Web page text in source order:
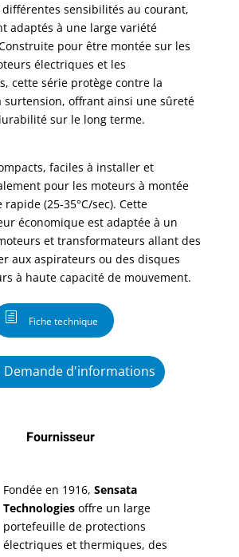
sensibilités au courant,
adaptés à une large variété
pour être montée sur les
électriques et les
cette série protège contre la
surtension, offrant ainsi une sûreté
sur le long terme.
faciles à installer et
pour les moteurs à montée
(25-35°C/sec). Cette
économique est adaptée à un
et transformateurs allant des
aux aspirateurs ou des disques
à haute capacité de mouvement.
Fiche technique
Demande d'informations
Fournisseur
Fondée en 1916, Sensata
Technologies offre un large
portefeuille de protections
électriques et thermiques, des